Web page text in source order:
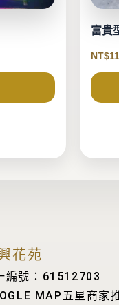
富貴
NT$
花苑
編號：61512703
MAP五星商家